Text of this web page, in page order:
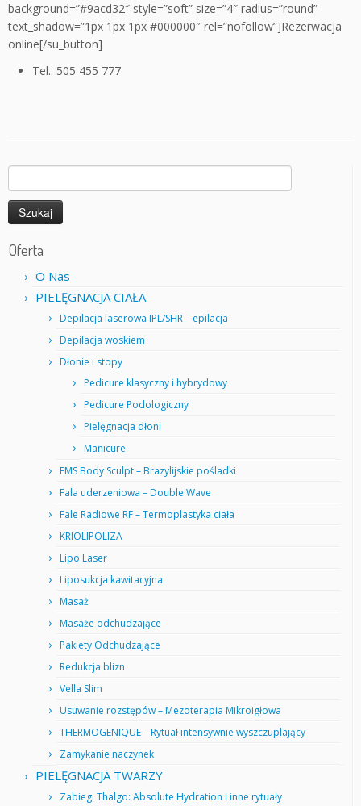
background=”#9acd32″ style=”soft” size=”4″ radius=”round”
text_shadow=”1px 1px 1px #000000″ rel=”nofollow”]Rezerwacja
online[/su_button]
Tel.: 505 455 777
Oferta
O Nas
PIELĘGNACJA CIAŁA
Depilacja laserowa IPL/SHR – epilacja
Depilacja woskiem
Dłonie i stopy
Pedicure klasyczny i hybrydowy
Pedicure Podologiczny
Pielęgnacja dłoni
Manicure
EMS Body Sculpt – Brazylijskie pośladki
Fala uderzeniowa – Double Wave
Fale Radiowe RF – Termoplastyka ciała
KRIOLIPOLIZA
Lipo Laser
Liposukcja kawitacyjna
Masaż
Masaże odchudzające
Pakiety Odchudzające
Redukcja blizn
Vella Slim
Usuwanie rozstępów – Mezoterapia Mikroigłowa
THERMOGENIQUE – Rytuał intensywnie wyszczuplający
Zamykanie naczynek
PIELĘGNACJA TWARZY
Zabiegi Thalgo: Absolute Hydration i inne rytuały